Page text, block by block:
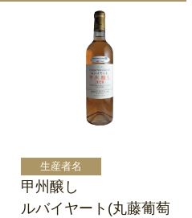
甲州醸し
ルバイヤート(丸藤葡萄